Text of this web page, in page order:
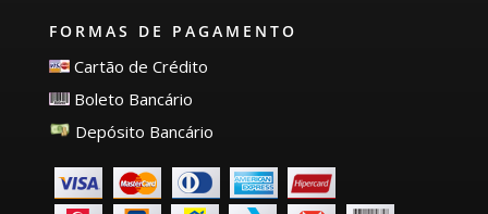
FORMAS DE PAGAMENTO
Cartão de Crédito
Boleto Bancário
Depósito Bancário